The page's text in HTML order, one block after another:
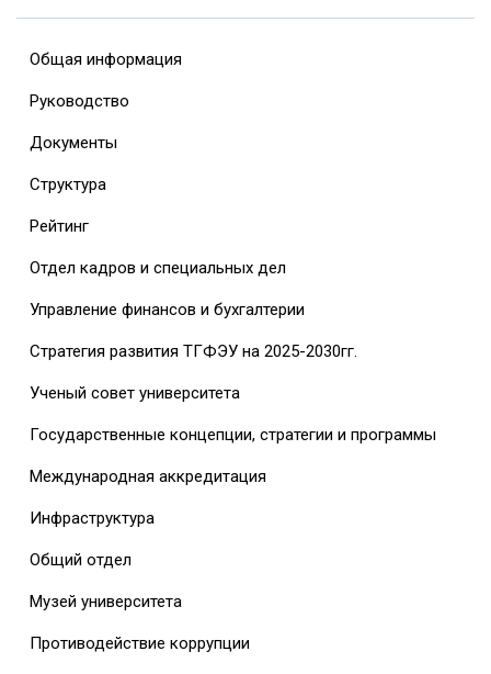
Общая информация
Руководство
Документы
Структура
Рейтинг
Отдел кадров и специальных дел
Управление финансов и бухгалтерии
Стратегия развития ТГФЭУ на 2025-2030гг.
Ученый совет университета
Государственные концепции, стратегии и программы
Международная аккредитация
Инфраструктура
Общий отдел
Музей университета
Противодействие коррупции